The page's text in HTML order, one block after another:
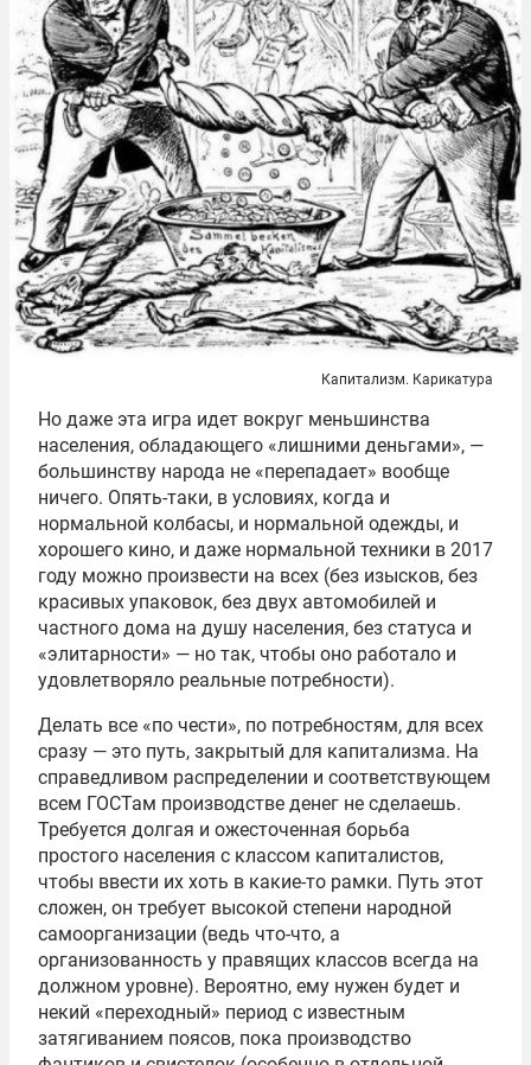
Капитализм. Карикатура
Но даже эта игра идет вокруг меньшинства
населения, обладающего «лишними деньгами», —
большинству народа не «перепадает» вообще
ничего. Опять-таки, в условиях, когда и
нормальной колбасы, и нормальной одежды, и
хорошего кино, и даже нормальной техники в 2017
году можно произвести на всех (без изысков, без
красивых упаковок, без двух автомобилей и
частного дома на душу населения, без статуса и
«элитарности» — но так, чтобы оно работало и
удовлетворяло реальные потребности).
Делать все «по чести», по потребностям, для всех
сразу — это путь, закрытый для капитализма. На
справедливом распределении и соответствующем
всем ГОСТам производстве денег не сделаешь.
Требуется долгая и ожесточенная борьба
простого населения с классом капиталистов,
чтобы ввести их хоть в какие-то рамки. Путь этот
сложен, он требует высокой степени народной
самоорганизации (ведь что-что, а
организованность у правящих классов всегда на
должном уровне). Вероятно, ему нужен будет и
некий «переходный» период с известным
затягиванием поясов, пока производство